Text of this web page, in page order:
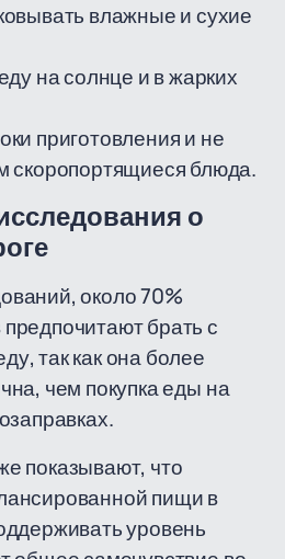
влажные и сухие
на солнце и в жарких
приготовления и не
скоропортящиеся блюда.
о
около 70%
брать с
так как она более
чем покупка еды на
показывают, что
пищи в
уровень